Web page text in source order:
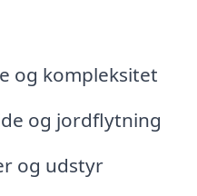
og kompleksitet
og jordflytning
og udstyr